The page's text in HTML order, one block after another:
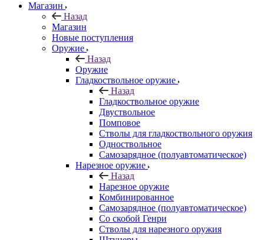
Магазин
Назад
Магазин
Новые поступления
Оружие
Назад
Оружие
Гладкоствольное оружие
Назад
Гладкоствольное оружие
Двуствольное
Помповое
Стволы для гладкоствольного оружия
Одноствольное
Самозарядное (полуавтоматическое)
Нарезное оружие
Назад
Нарезное оружие
Комбинированное
Самозарядное (полуавтоматическое)
Со скобой Генри
Стволы для нарезного оружия